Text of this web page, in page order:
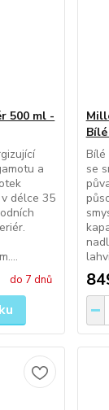
500 ml -
a
délce 35
do 7 dnů
Bílé
se